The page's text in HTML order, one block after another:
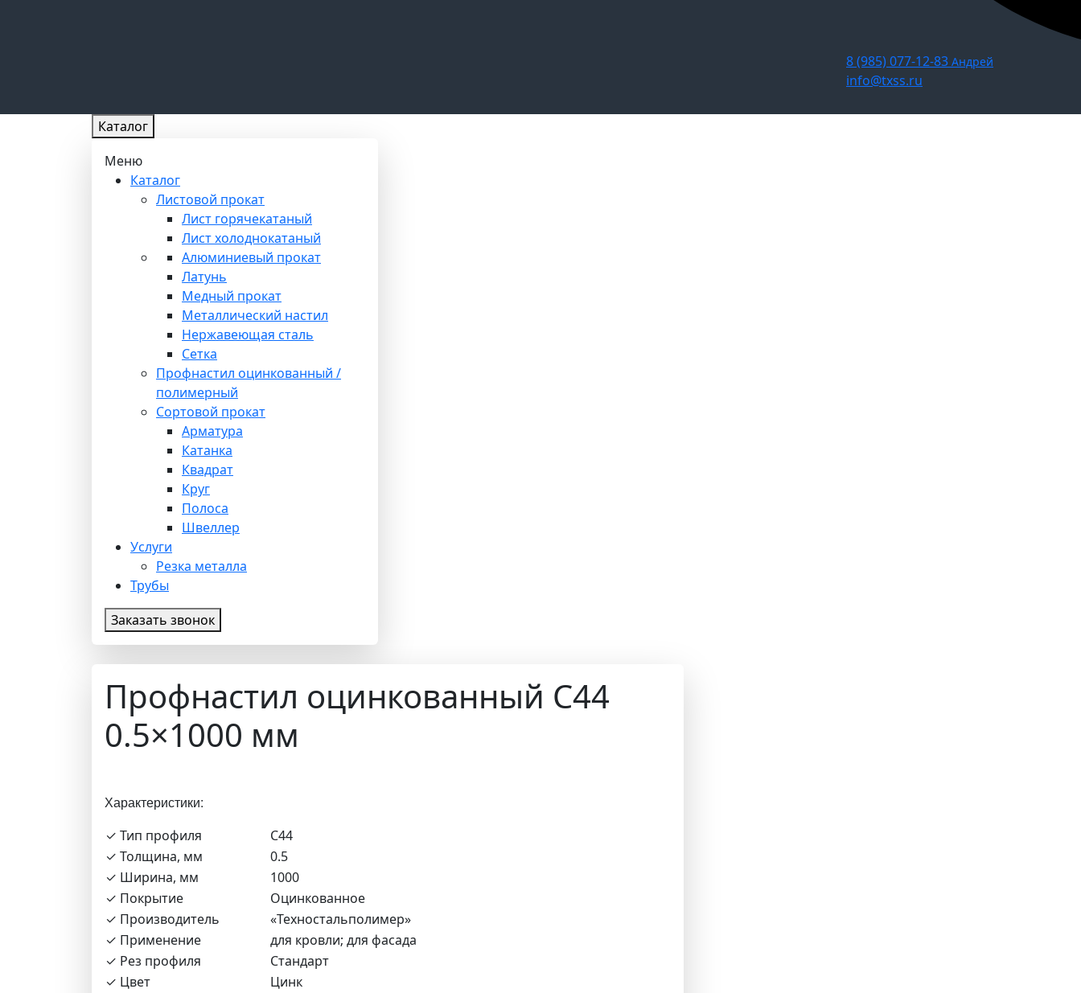
8 (985) 077-12-83 Андрей
info@txss.ru
Каталог
Меню
Каталог
Листовой прокат
Лист горячекатаный
Лист холоднокатаный
Алюминиевый прокат
Латунь
Медный прокат
Металлический настил
Нержавеющая сталь
Сетка
Профнастил оцинкованный /
полимерный
Сортовой прокат
Арматура
Катанка
Квадрат
Круг
Полоса
Швеллер
Услуги
Резка металла
Трубы
Заказать звонок
Профнастил оцинкованный С44
0.5×1000 мм
Характеристики:
✓ Тип профиля
С44
✓ Толщина, мм
0.5
✓ Ширина, мм
1000
✓ Покрытие
Оцинкованное
✓ Производитель
«Техностальполимер»
✓ Применение
для кровли; для фасада
✓ Рез профиля
Стандарт
✓ Цвет
Цинк